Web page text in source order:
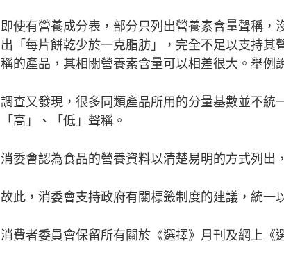
即使有營養成分表，部分只列出營養素含量聲稱
出「每片餅乾少於一克脂肪」，完全不足以支持
稱的產品，其相關營養素含量可以相差很大。舉例
調查又發現，很多同類產品所用的分量基數並不
「高」、「低」聲稱。
消委會認為食品的營養資料以清楚易明的方式列出
故此，消委會支持政府有關標籤制度的建議，統一
消費者委員會保留所有關於《選擇》月刊及網上《